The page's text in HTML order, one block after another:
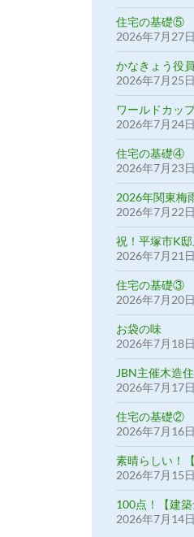
住宅の基礎⑤
2026年7月27日
かなきょう役
2026年7月25日
ワールドカッ
2026年7月24日
住宅の基礎④
2026年7月23日
2026年関東梅
2026年7月22日
祝！平塚市K邸
2026年7月21日
住宅の基礎③
2026年7月20日
お袋の味
2026年7月18日
JBN主催木造
2026年7月17日
住宅の基礎②
2026年7月16日
素晴らしい！
2026年7月15日
100点！【建築
2026年7月14日